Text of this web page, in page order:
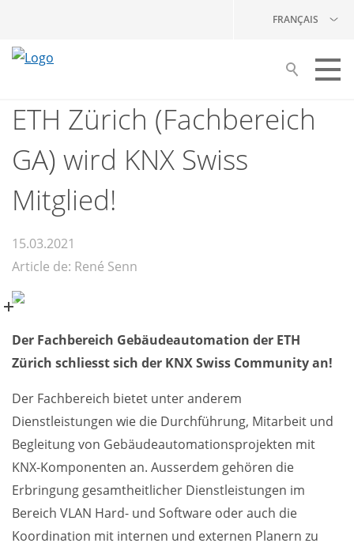
FRANÇAIS
Construire avec KNX
Vos partenaires
Formation
KNX Swiss
NEWS
ETH Zürich (Fachbereich
GA) wird KNX Swiss
Mitglied!
15.03.2021
Article de: René Senn
Der Fachbereich Gebäudeautomation der ETH
Zürich schliesst sich der KNX Swiss Community an!
Der Fachbereich bietet unter anderem
Dienstleistungen wie die Durchführung, Mitarbeit und
Begleitung von Gebäudeautomationsprojekten mit
KNX-Komponenten an. Ausserdem gehören die
Erbringung gesamtheitlicher Dienstleistungen im
Bereich VLAN Hard- und Software oder auch die
Koordination mit internen und externen Planern zu